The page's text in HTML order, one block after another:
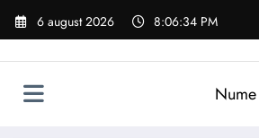
Sari
6 august 2026 8:06:35 PM
Nume